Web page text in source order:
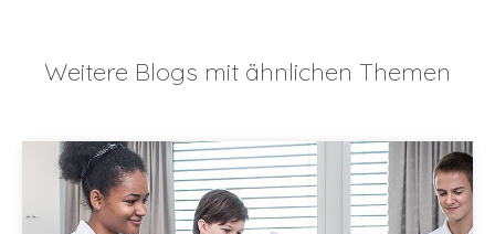
Weitere Blogs mit ähnlichen Themen